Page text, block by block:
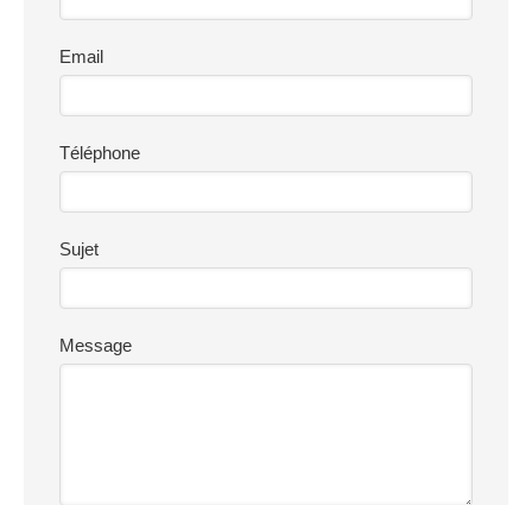
Email
Téléphone
Sujet
Message